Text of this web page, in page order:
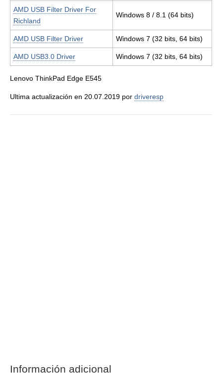
AMD USB Filter Driver For
Richland
Windows 8 / 8.1 (64 bits)
AMD USB Filter Driver Windows 7 (32 bits, 64 bits)
AMD USB3.0 Driver Windows 7 (32 bits, 64 bits)
Lenovo ThinkPad Edge E545
Ultima actualización en 20.07.2019 por driveresp
Información adicional